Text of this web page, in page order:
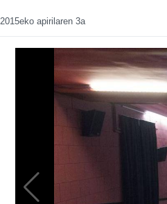
2015eko apirilaren 3a